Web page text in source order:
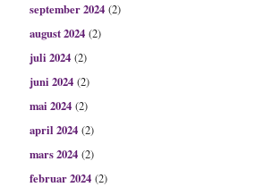
september 2024 (2)
august 2024 (2)
juli 2024 (2)
juni 2024 (2)
mai 2024 (2)
april 2024 (2)
mars 2024 (2)
februar 2024 (2)